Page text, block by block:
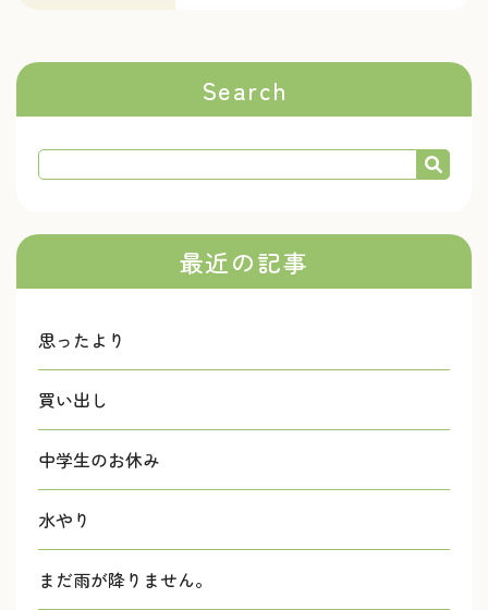
Search
最近の記事
思ったより
買い出し
中学生のお休み
水やり
まだ雨が降りません。